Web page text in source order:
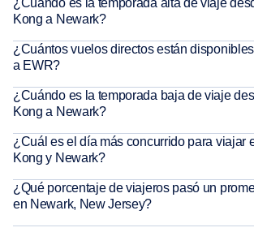
¿Cuándo es la temporada alta de viaje
Kong a Newark?
¿Cuántos vuelos directos están
a EWR?
¿Cuándo es la temporada baja de viaje
Kong a Newark?
¿Cuál es el día más concurrido para viajar
Kong y Newark?
¿Qué porcentaje de viajeros pasó un
en Newark, New Jersey?